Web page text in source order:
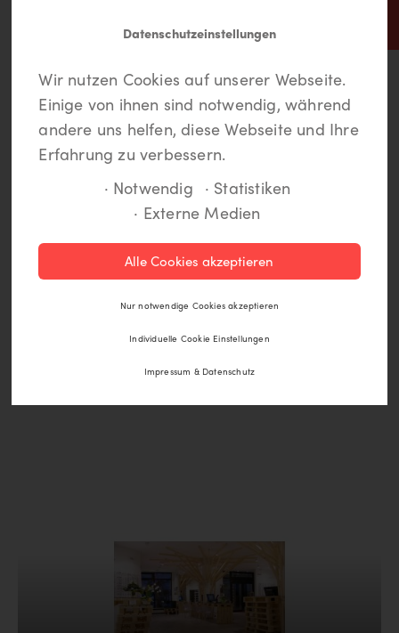
In Lippstadt findet jeder
etwas.
Deine Suche hat folgendes ergeben:
Alle Treffer anzeigen
Deine Lieblingsorte zu speichern und eine
Route anzulegen. Wenn Du noch kein Login
hast, kannst Du Dich hier kostenlos anmelden.
Registrieren
Gut sehen und noch besser
aussehen
und nicht nur "Sehhife". Lippstadt bietet eine
enorme Vielzahl und Auswahl - Schau mal, was
man hier alles zu(m) Sehen und Aussehen
Datenschutzeinstellungen
Wir nutzen Cookies auf unserer Webseite.
Einige von ihnen sind notwendig, während
andere uns helfen, diese Webseite und Ihre
Erfahrung zu verbessern.
· Notwendig · Statistiken
· Externe Medien
Alle Cookies akzeptieren
Nur notwendige Cookies akzeptieren
Individuelle Cookie Einstellungen
Impressum & Datenschutz